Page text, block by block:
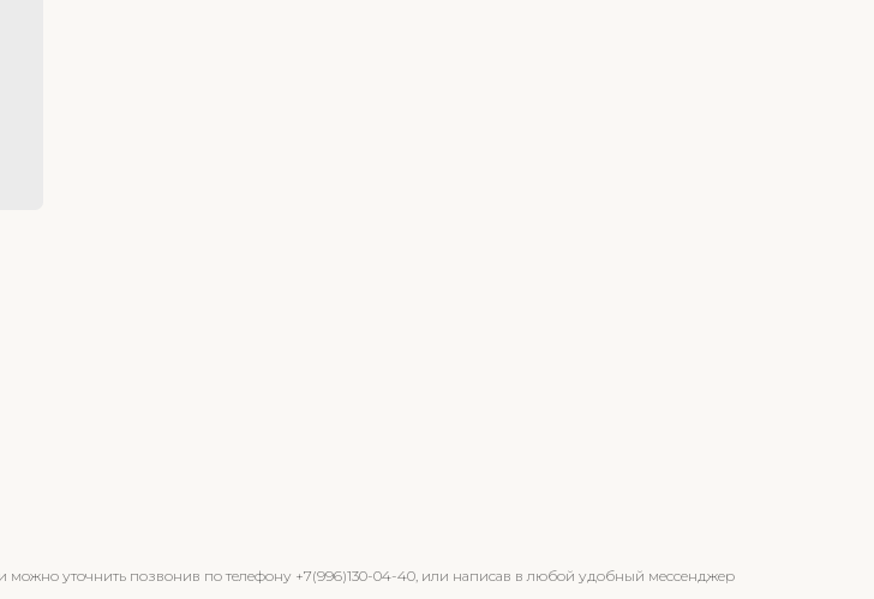
можно уточнить позвонив по телефону +7(996)130-04-40, или написав в любой удобный мессенджер